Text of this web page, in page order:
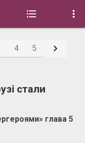
 
4 5 
стали
глава 5